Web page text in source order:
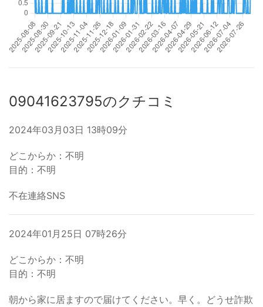
09041623795のクチコミ
2024年03月03日 13時09分
どこからか：不明
目的：不明
不在連絡SNS
2024年01月25日 07時26分
どこからか：不明
目的：不明
朝から家に居ますので届けてください。早く。どうせ詐欺